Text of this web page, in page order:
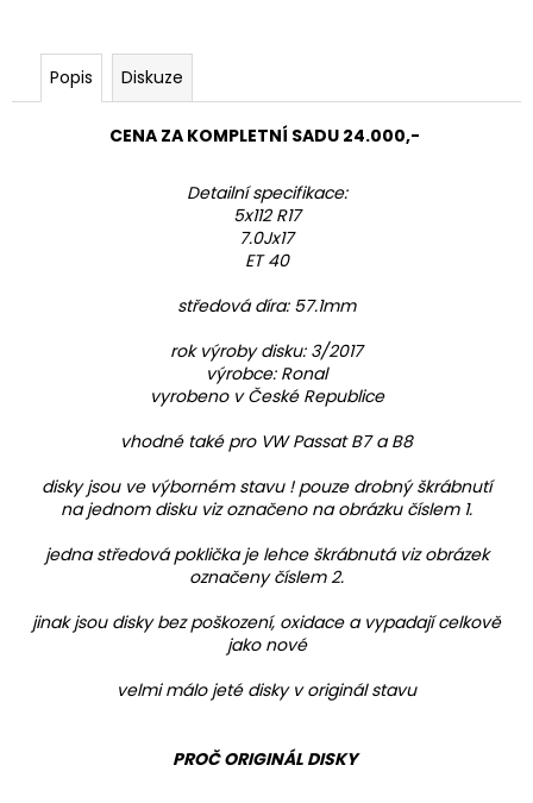
Popis Diskuze
CENA ZA KOMPLETNÍ SADU 24.000,-
Detailní specifikace:
5x112 R17
7.0Jx17
ET 40
středová díra: 57.1mm
rok výroby disku: 3/2017
výrobce: Ronal
vyrobeno v České Republice
vhodné také pro VW Passat B7 a B8
disky jsou ve výborném stavu ! pouze drobný škrábnutí
na jednom disku viz označeno na obrázku číslem 1.
jedna středová poklička je lehce škrábnutá viz obrázek
označeny číslem 2.
jinak jsou disky bez poškození, oxidace a vypadají celkově
jako nové
velmi málo jeté disky v originál stavu
PROČ ORIGINÁL DISKY